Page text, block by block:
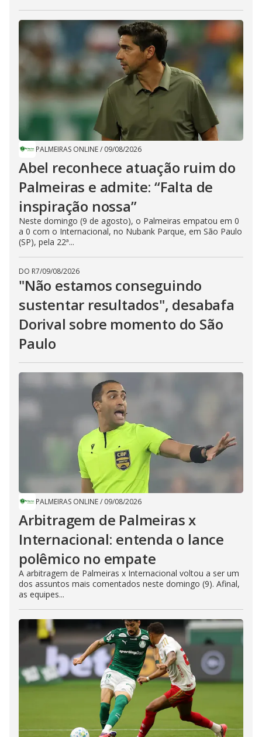
PALMEIRAS ONLINE/ 09/08/2026
Abel reconhece atuação ruim do
Palmeiras e admite: “Falta de
inspiração nossa”
Neste domingo (9 de agosto), o Palmeiras empatou em 0
a 0 com o Internacional, no Nubank Parque, em São Paulo
(SP), pela 22ª...
DO R7/09/08/2026
"Não estamos conseguindo
sustentar resultados", desabafa
Dorival sobre momento do São
Paulo
PALMEIRAS ONLINE/ 09/08/2026
Arbitragem de Palmeiras x
Internacional: entenda o lance
polêmico no empate
A arbitragem de Palmeiras x Internacional voltou a ser um
dos assuntos mais comentados neste domingo (9). Afinal,
as equipes...